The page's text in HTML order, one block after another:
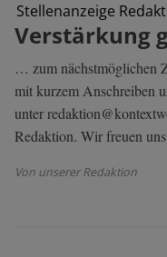
Stellenanzeige
Verstärkung
… zum nächstmöglichen
mit kurzem Anschreiben
unter
Redaktion. Wir freuen
Von unserer Redaktion